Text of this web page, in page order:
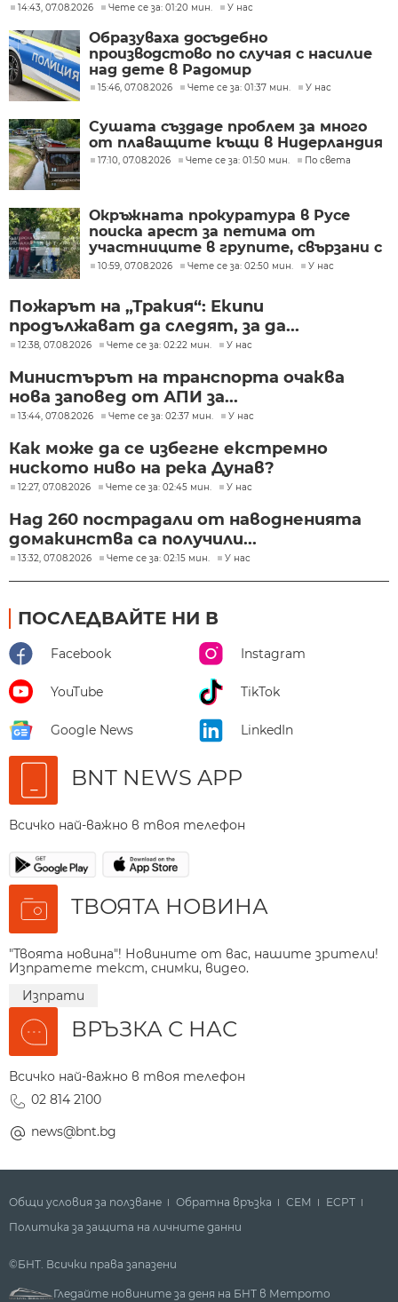
14:43, 07.08.2026 Чете се за: 01:20 мин. У нас
Образуваха досъдебно
производстово по случая с насилие
над дете в Радомир
15:46, 07.08.2026 Чете се за: 01:37 мин. У нас
Сушата създаде проблем за много
от плаващите къщи в Нидерландия
17:10, 07.08.2026 Чете се за: 01:50 мин. По света
Окръжната прокуратура в Русе
поиска арест за петима от
участниците в групите, свързани с
разбитата лаборатория за
10:59, 07.08.2026 Чете се за: 02:50 мин. У нас
Пожарът на „Тракия“: Екипи
продължават да следят, за да...
12:38, 07.08.2026 Чете се за: 02:22 мин. У нас
Министърът на транспорта очаква
нова заповед от АПИ за...
13:44, 07.08.2026 Чете се за: 02:37 мин. У нас
Как може да се избегне екстремно
ниското ниво на река Дунав?
12:27, 07.08.2026 Чете се за: 02:45 мин. У нас
Над 260 пострадали от наводненията
домакинства са получили...
13:32, 07.08.2026 Чете се за: 02:15 мин. У нас
ПОСЛЕДВАЙТЕ НИ В
Facebook Instagram
YouTube TikTok
Google News LinkedIn
BNT NEWS APP
Всичко най-важно в твоя телефон
ТВОЯТА НОВИНА
"Твоята новина"! Новините от вас, нашите зрители!
Изпратете текст, снимки, видео.
Изпрати
ВРЪЗКА С НАС
Всичко най-важно в твоя телефон
02 814 2100
news@bnt.bg
Общи условия за ползване Обратна връзка СЕМ
ECPT
Политика за защита на личните данни
©БНТ. Всички права запазени
Гледайте новините за деня на БНТ в Метрото